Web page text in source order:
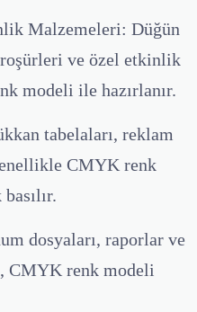
Malzemeleri: Düğün
ve özel etkinlik
modeli ile hazırlanır.
tabelaları, reklam
CMYK renk
dosyaları, raporlar ve
CMYK renk modeli